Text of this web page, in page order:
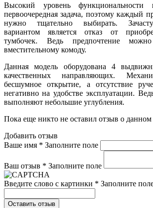
Высокий уровень функциональности
первоочередная задача, поэтому каждый
нужно тщательно выбирать.
вариантом является отказ от
тумбочек. Ведь предпочтение
вместительному комоду.
Данная модель оборудована 4
качественных направляющих.
бесшумное открытие, а отсутствие
негативно на удобстве эксплуатации.
выполняют небольшие углубления.
Пока еще никто не оставил отзыв о данном
Добавить отзыв
Ваше имя * Заполните поле
Ваш отзыв * Заполните поле
Введите слово с картинки * Заполните
Оставить отзыв